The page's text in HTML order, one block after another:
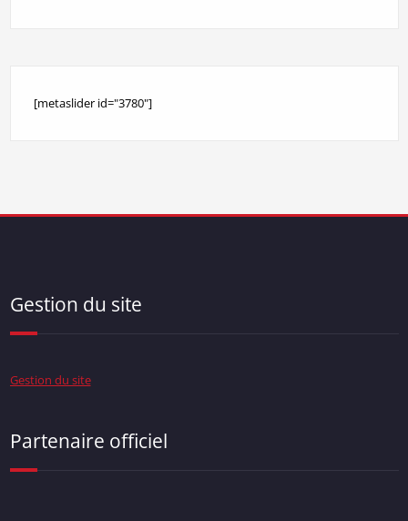
[metaslider id="3780"]
Gestion du site
Gestion du site
Partenaire officiel